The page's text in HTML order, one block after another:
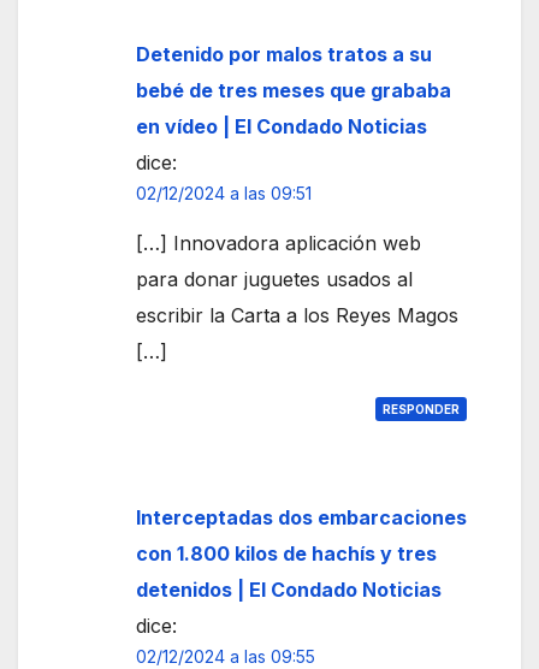
Detenido por malos tratos a su
bebé de tres meses que grababa
en vídeo | El Condado Noticias
dice:
02/12/2024 a las 09:51
[…] Innovadora aplicación web
para donar juguetes usados al
escribir la Carta a los Reyes Magos
[…]
RESPONDER
Interceptadas dos embarcaciones
con 1.800 kilos de hachís y tres
detenidos | El Condado Noticias
dice:
02/12/2024 a las 09:55